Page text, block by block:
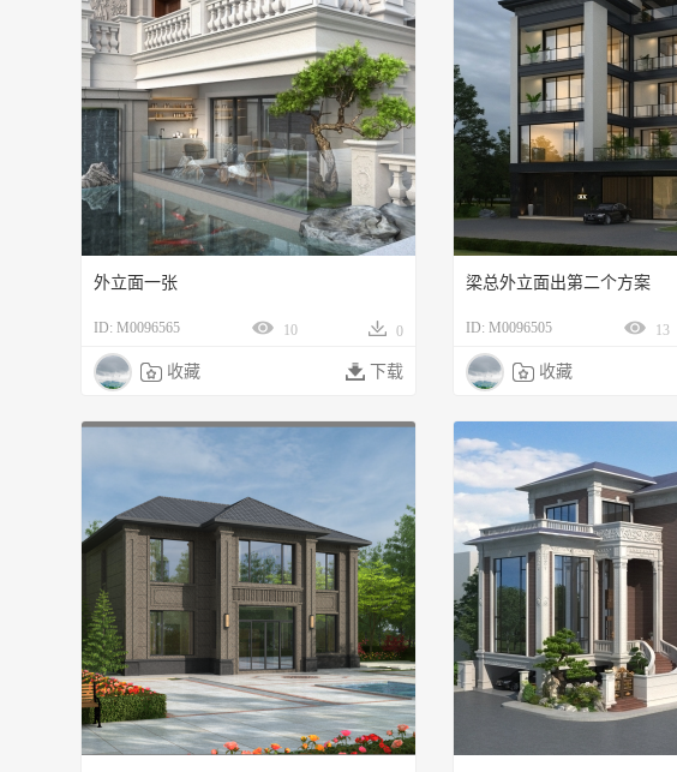
外立面一张
ID: M0096565 10 0
 收藏  下载
梁总外立面出第二个方案
ID: M0096505 13
 收藏